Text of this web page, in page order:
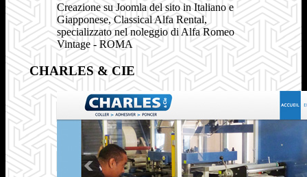
Creazione su Joomla del sito in Italiano e
Giapponese, Classical Alfa Rental,
specializzato nel noleggio di Alfa Romeo
Vintage - ROMA
CHARLES & CIE